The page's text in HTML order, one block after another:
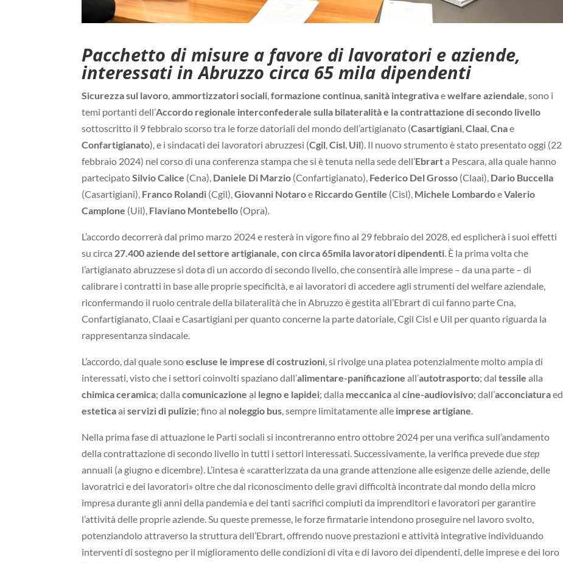
Pacchetto di misure a favore di lavoratori e aziende,
interessati in Abruzzo circa 65 mila dipendenti
Sicurezza sul lavoro,ammortizzatori sociali,formazione continua,sanità integrativaewelfare aziendale, sono i
temi portanti dell’Accordo regionale interconfederale sulla bilateralità e la contrattazione di secondo livello
sottoscritto il 9 febbraio scorso tra le forze datoriali del mondo dell’artigianato (Casartigiani,Claai,Cnae
Confartigianato), e i sindacati dei lavoratori abruzzesi (Cgil,Cisl, Uil). Il nuovo strumento è stato presentato oggi (22
febbraio 2024) nel corso di una conferenza stampa che si è tenuta nella sede dell’Ebrarta Pescara, alla quale hanno
partecipatoSilvio Calice (Cna), Daniele Di Marzio (Confartigianato), Federico Del Grosso (Claai), Dario Buccella
(Casartigiani), Franco Rolandi (Cgil),Giovanni Notaroe Riccardo Gentile (Cisl), Michele LombardoeValerio
Camplone (Uil), Flaviano Montebello (Opra).
L’accordo decorrerà dal primo marzo 2024 e resterà in vigore fino al 29 febbraio del 2028, ed esplicherà i suoi effetti
su circa 27.400 aziende del settore artigianale, con circa 65mila lavoratori dipendenti. È la prima volta che
l’artigianato abruzzese si dota di un accordo di secondo livello, che consentirà alle imprese – da una parte – di
calibrare i contratti in base alle proprie specificità, e ai lavoratori di accedere agli strumenti del welfare aziendale,
riconfermando il ruolo centrale della bilateralità che in Abruzzo è gestita all’Ebrart di cui fanno parte Cna,
Confartigianato, Claai e Casartigiani per quanto concerne la parte datoriale, Cgil Cisl e Uil per quanto riguarda la
rappresentanza sindacale.
L’accordo, dal quale sonoescluse le imprese di costruzioni, si rivolge una platea potenzialmente molto ampia di
interessati, visto che i settori coinvolti spaziano dall’alimentare-panificazione all’autotrasporto; daltessile alla
chimica ceramica; dalla comunicazione al legno e lapidei; dalla meccanicaalcine-audiovisivo; dall’acconciaturaed
esteticaaiservizi di pulizie; fino al noleggio bus, sempre limitatamente alle imprese artigiane.
Nella prima fase di attuazione le Parti sociali si incontreranno entro ottobre 2024 per una verifica sull’andamento
della contrattazione di secondo livello in tutti i settori interessati. Successivamente, la verifica prevede duestep
annuali (a giugno e dicembre). L’intesa è «caratterizzata da una grande attenzione alle esigenze delle aziende, delle
lavoratrici e dei lavoratori» oltre che dal riconoscimento delle gravi difficoltà incontrate dal mondo della micro
impresa durante gli anni della pandemia e dei tanti sacrifici compiuti da imprenditori e lavoratori per garantire
l’attività delle proprie aziende. Su queste premesse, le forze firmatarie intendono proseguire nel lavoro svolto,
potenziandolo attraverso la struttura dell’Ebrart, offrendo nuove prestazioni e attività integrative individuando
interventi di sostegno per il miglioramento delle condizioni di vita e di lavoro dei dipendenti, delle imprese e dei loro